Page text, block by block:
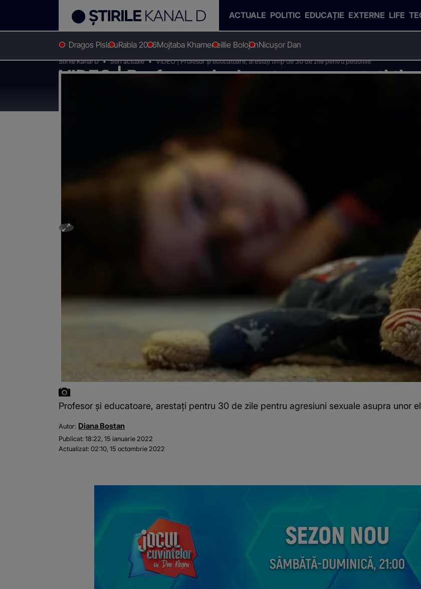
ACTUALE POLITIC EDUCAȚIE EXTERNE LIFE
Dragos PislaruRabla 2026Mojtaba KhameneiIlie BolojanNicușor Dan
Stirile Kanal D Stiri actuale VIDEO | Profesor și educatoare, arestați timp de 30 de zile pentru pedofilie
VIDEO | Profesor și educatoare, arestați
Profesor și educatoare, arestați pentru 30 de zile pentru agresiuni sexuale asupra unor
Autor: Diana Bostan
Publicat:18:22, 15 ianuarie 2022
Actualizat:02:10, 15 octombrie 2022